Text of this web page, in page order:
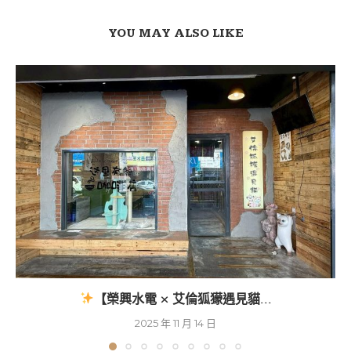
YOU MAY ALSO LIKE
【榮興水電 × 艾倫狐獴遇見貓...
2025 年 11 月 14 日